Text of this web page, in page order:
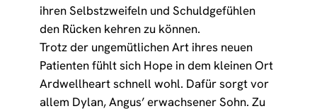
ihren Selbstzweifeln und Schuldgefühlen
den Rücken kehren zu können.
Trotz der ungemütlichen Art ihres neuen
Patienten fühlt sich Hope in dem kleinen Ort
Ardwellheart schnell wohl. Dafür sorgt vor
allem Dylan, Angus’ erwachsener Sohn. Zu